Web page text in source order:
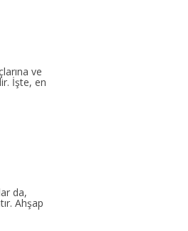
ve
İşte, en
da,
Ahşap